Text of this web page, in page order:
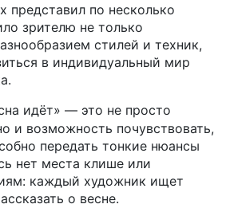
представил по несколько
зрителю не только
стилей и техник,
в индивидуальный мир
идёт» — это не просто
и возможность почувствовать,
передать тонкие нюансы
нет места клише или
каждый художник ищет
о весне.